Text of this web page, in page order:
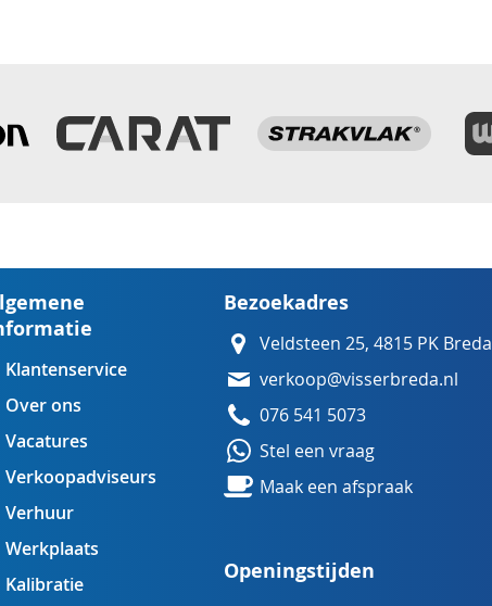
Klantenservice
Over ons
Vacatures
Verkoopadviseurs
Verhuur
Werkplaats
Kalibratie
Bezoekadres
Veldsteen 25, 4815 PK Breda
verkoop@visserbreda.nl
076 541 5073
Stel een vraag
Maak een afspraak
Openingstijden